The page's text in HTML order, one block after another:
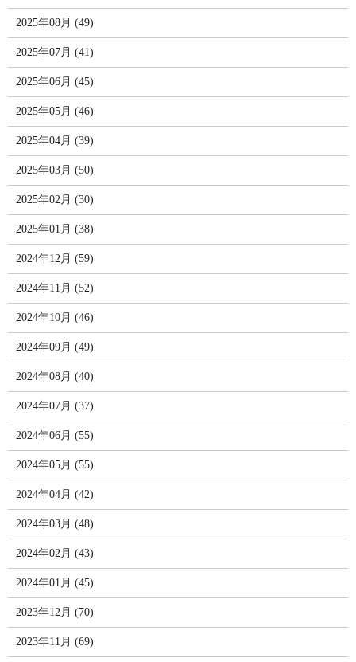
2025年08月 (49)
2025年07月 (41)
2025年06月 (45)
2025年05月 (46)
2025年04月 (39)
2025年03月 (50)
2025年02月 (30)
2025年01月 (38)
2024年12月 (59)
2024年11月 (52)
2024年10月 (46)
2024年09月 (49)
2024年08月 (40)
2024年07月 (37)
2024年06月 (55)
2024年05月 (55)
2024年04月 (42)
2024年03月 (48)
2024年02月 (43)
2024年01月 (45)
2023年12月 (70)
2023年11月 (69)